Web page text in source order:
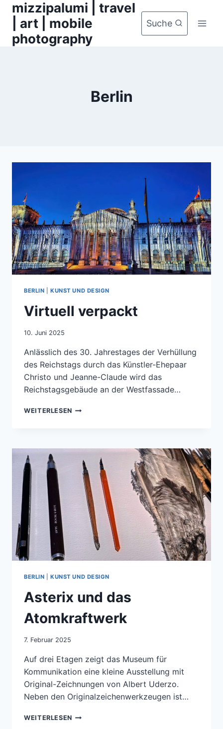
Zum
Inhalt
springen
mizzipalumi | travel
| art | mobile
photography
Suche
Berlin
BERLIN |KUNST UND DESIGN
Virtuell verpackt
10. Juni 2025
Anlässlich des 30. Jahrestages der Verhüllung
des Reichstags durch das Künstler-Ehepaar
Christo und Jeanne-Claude wird das
Reichstagsgebäude an der Westfassade…
WEITERLESEN VIRTUELL
BERLIN |KUNST UND DESIGN
Asterix und das
Atomkraftwerk
7. Februar 2025
Auf drei Etagen zeigt das Museum für
Kommunikation eine kleine Ausstellung mit
Original-Zeichnungen von Albert Uderzo.
Neben den Originalzeichenwerkzeugen ist…
WEITERLESEN ASTERIX